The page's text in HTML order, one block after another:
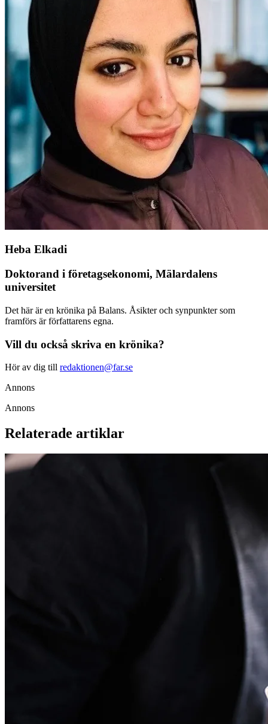
Heba Elkadi
Doktorand i företagsekonomi, Mälardalens
universitet
Det här är en krönika på Balans. Åsikter och synpunkter som
framförs är författarens egna.
Vill du också skriva en krönika?
Hör av dig till redaktionen@far.se
Annons
Annons
Relaterade artiklar